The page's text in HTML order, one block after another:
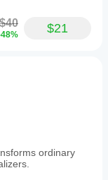
$40 $21
ordinary